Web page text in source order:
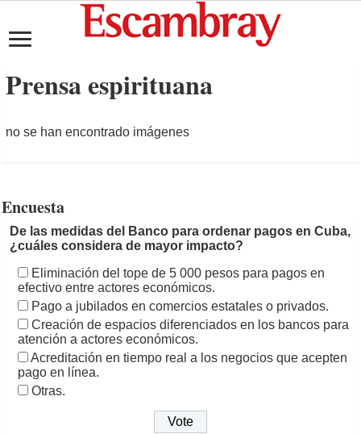
Prensa espirituana
no se han encontrado imágenes
Encuesta
De las medidas del Banco para ordenar pagos en Cuba,
¿cuáles considera de mayor impacto?
Eliminación del tope de 5 000 pesos para pagos en
efectivo entre actores económicos.
Pago a jubilados en comercios estatales o privados.
Creación de espacios diferenciados en los bancos para
atención a actores económicos.
Acreditación en tiempo real a los negocios que acepten
pago en línea.
Otras.